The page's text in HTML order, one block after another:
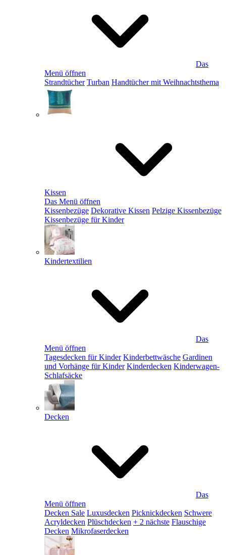
Das
Menü öffnen
Strandtücher Turban Handtücher mit Weihnachtsthema
Kissen
Das Menü öffnen
Kissenbezüge Dekorative Kissen Pelzige Kissenbezüge
Kissenbezüge für Kinder
Kindertextilien
Das
Menü öffnen
Tagesdecken für Kinder Kinderbettwäsche Gardinen
und Vorhänge für Kinder Kinderdecken Kinderwagen-
Schlafsäcke
Decken
Das
Menü öffnen
Decken Sale Luxusdecken Picknickdecken Schwere
Acryldecken Plüschdecken + 2 nächste Flauschige
Decken Mikrofaserdecken